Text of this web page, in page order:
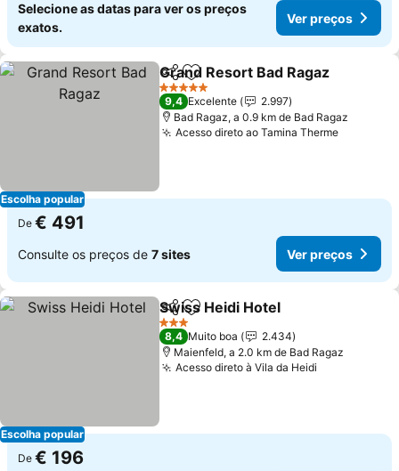
Selecione as datas para ver os preços
exatos.
Ver preços
Escolha popular
PartilharAdicionar aos favoritos
Grand Resort Bad Ragaz
5 Estrelas
9,4 Excelente
2.997
Bad Ragaz, a 0.9 km de Bad Ragaz
Acesso direto ao Tamina ThermeVer
De € 491
Consulte os preços de 7 sites Ver preços
Escolha popular
PartilharAdicionar aos favoritos
Swiss Heidi Hotel
3 Estrelas
8,4 Muito boa
2.434
Maienfeld, a 2.0 km de Bad Ragaz
Acesso direto à Vila da Heidi
De € 196